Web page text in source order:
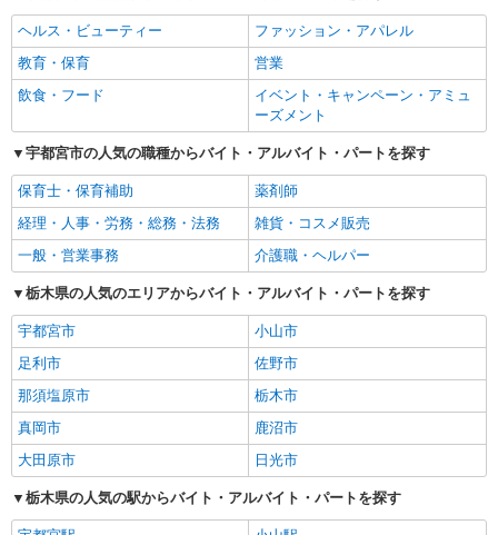
ヘルス・ビューティー
ファッション・アパレル
教育・保育
営業
飲食・フード
イベント・キャンペーン・アミュ
ーズメント
宇都宮市の人気の職種からバイト・アルバイト・パートを探す
保育士・保育補助
薬剤師
経理・人事・労務・総務・法務
雑貨・コスメ販売
一般・営業事務
介護職・ヘルパー
栃木県の人気のエリアからバイト・アルバイト・パートを探す
宇都宮市
小山市
足利市
佐野市
那須塩原市
栃木市
真岡市
鹿沼市
大田原市
日光市
栃木県の人気の駅からバイト・アルバイト・パートを探す